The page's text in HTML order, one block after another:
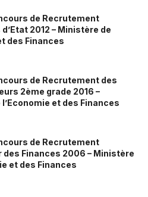
de Recrutement
2012 – Ministère de
des Finances
de Recrutement des
2ème grade 2016 –
et des Finances
de Recrutement
des Finances 2006 – Ministère
et des Finances